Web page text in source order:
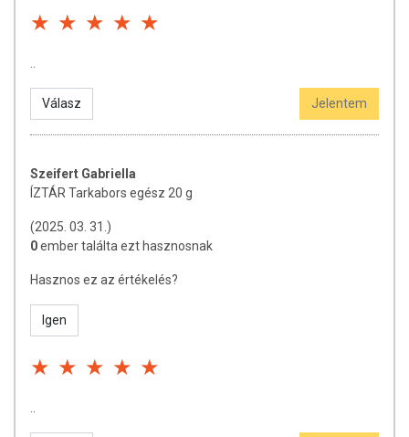
Válasz Jelentem
Szeifert Gabriella
ÍZTÁR Tarkabors egész 20 g
(2025. 03. 31.)
0ember találta ezt hasznosnak
Hasznos ez az értékelés?
Igen